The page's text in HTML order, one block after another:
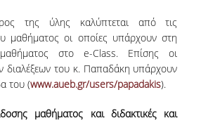
IN CONFERENCES
PROJECTS - PHDS
PHD DISSERTATIONS
της ύλης καλύπτεται από τις
μαθήματος οι οποίες υπάρχουν στη
στο e-Class. Επίσης οι
διαλέξεων του κ. Παπαδάκη υπάρχουν
του (www.aueb.gr/users/papadakis).
μαθήματος και διδακτικές και